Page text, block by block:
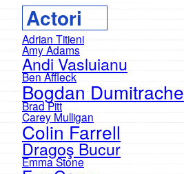
Actori
Adrian Titieni
Amy Adams
Andi Vasluianu
Ben Affleck
Bogdan Dumitrache
Brad Pitt
Carey Mulligan
Colin Farrell
Dragoş Bucur
Emma Stone